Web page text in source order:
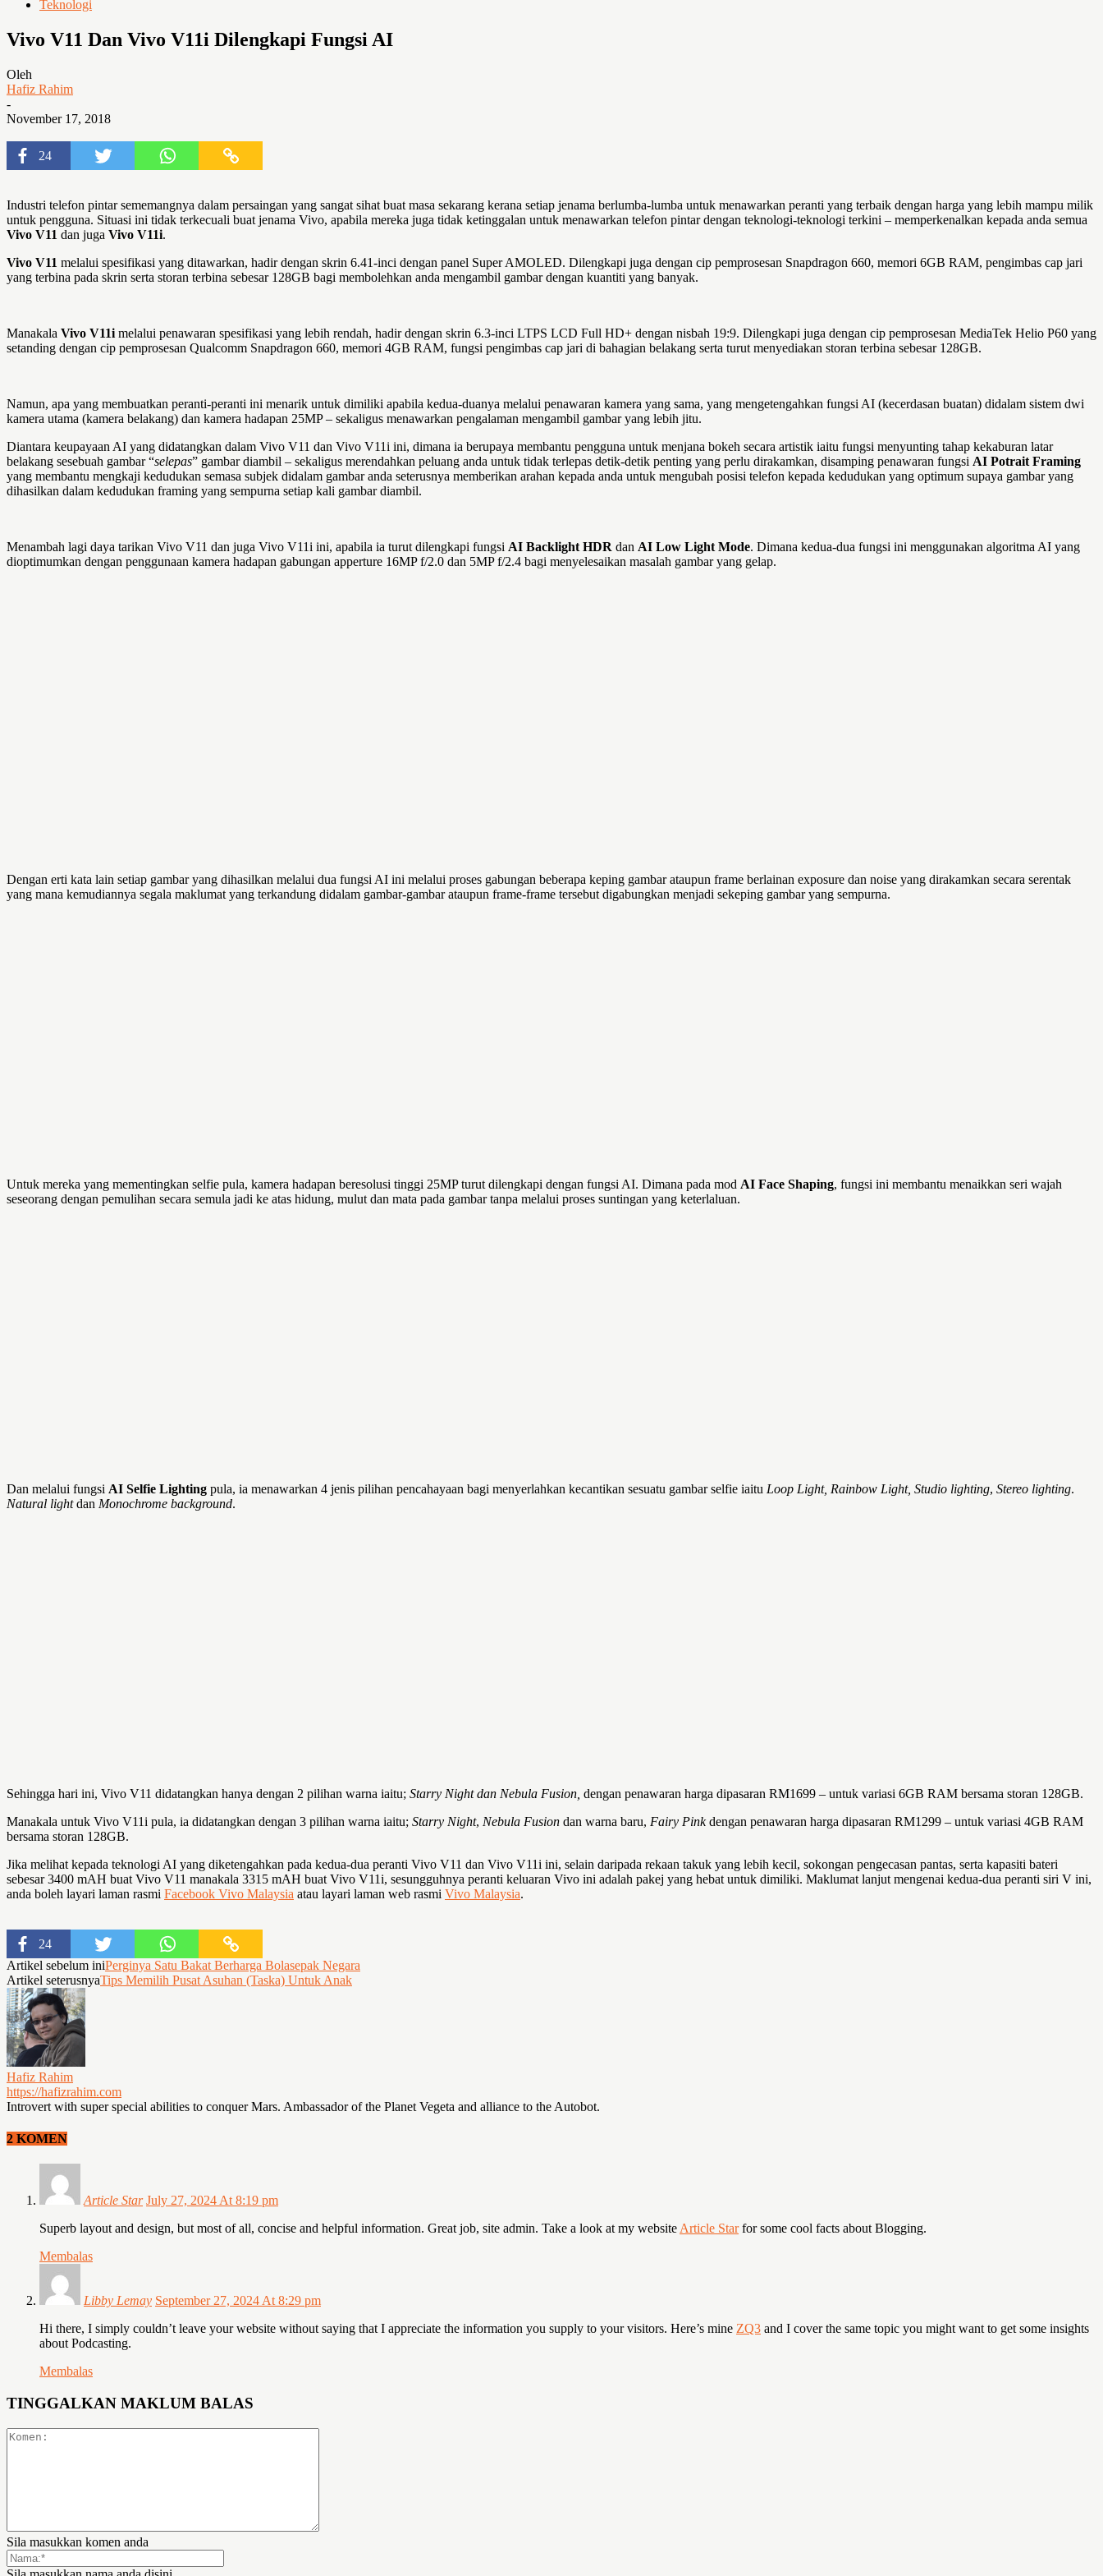
Teknologi
Vivo V11 Dan Vivo V11i Dilengkapi Fungsi AI
Oleh
Hafiz Rahim
-
November 17, 2018
24
Industri telefon pintar sememangnya dalam persaingan yang sangat sihat buat masa sekarang kerana setiap jenama berlumba-lumba untuk menawarkan peranti yang terbaik dengan harga yang lebih mampu milik
untuk pengguna. Situasi ini tidak terkecuali buat jenama Vivo, apabila mereka juga tidak ketinggalan untuk menawarkan telefon pintar dengan teknologi-teknologi terkini – memperkenalkan kepada anda semua
Vivo V11 dan juga Vivo V11i.
Vivo V11 melalui spesifikasi yang ditawarkan, hadir dengan skrin 6.41-inci dengan panel Super AMOLED. Dilengkapi juga dengan cip pemprosesan Snapdragon 660, memori 6GB RAM, pengimbas cap jari
yang terbina pada skrin serta storan terbina sebesar 128GB bagi membolehkan anda mengambil gambar dengan kuantiti yang banyak.
Manakala Vivo V11i melalui penawaran spesifikasi yang lebih rendah, hadir dengan skrin 6.3-inci LTPS LCD Full HD+ dengan nisbah 19:9. Dilengkapi juga dengan cip pemprosesan MediaTek Helio P60 yang
setanding dengan cip pemprosesan Qualcomm Snapdragon 660, memori 4GB RAM, fungsi pengimbas cap jari di bahagian belakang serta turut menyediakan storan terbina sebesar 128GB.
Namun, apa yang membuatkan peranti-peranti ini menarik untuk dimiliki apabila kedua-duanya melalui penawaran kamera yang sama, yang mengetengahkan fungsi AI (kecerdasan buatan) didalam sistem dwi
kamera utama (kamera belakang) dan kamera hadapan 25MP – sekaligus menawarkan pengalaman mengambil gambar yang lebih jitu.
Diantara keupayaan AI yang didatangkan dalam Vivo V11 dan Vivo V11i ini, dimana ia berupaya membantu pengguna untuk menjana bokeh secara artistik iaitu fungsi menyunting tahap kekaburan latar
belakang sesebuah gambar “selepas” gambar diambil – sekaligus merendahkan peluang anda untuk tidak terlepas detik-detik penting yang perlu dirakamkan, disamping penawaran fungsi AI Potrait Framing
yang membantu mengkaji kedudukan semasa subjek didalam gambar anda seterusnya memberikan arahan kepada anda untuk mengubah posisi telefon kepada kedudukan yang optimum supaya gambar yang
dihasilkan dalam kedudukan framing yang sempurna setiap kali gambar diambil.
Menambah lagi daya tarikan Vivo V11 dan juga Vivo V11i ini, apabila ia turut dilengkapi fungsi AI Backlight HDR dan AI Low Light Mode. Dimana kedua-dua fungsi ini menggunakan algoritma AI yang
dioptimumkan dengan penggunaan kamera hadapan gabungan apperture 16MP f/2.0 dan 5MP f/2.4 bagi menyelesaikan masalah gambar yang gelap.
Dengan erti kata lain setiap gambar yang dihasilkan melalui dua fungsi AI ini melalui proses gabungan beberapa keping gambar ataupun frame berlainan exposure dan noise yang dirakamkan secara serentak
yang mana kemudiannya segala maklumat yang terkandung didalam gambar-gambar ataupun frame-frame tersebut digabungkan menjadi sekeping gambar yang sempurna.
Untuk mereka yang mementingkan selfie pula, kamera hadapan beresolusi tinggi 25MP turut dilengkapi dengan fungsi AI. Dimana pada mod AI Face Shaping, fungsi ini membantu menaikkan seri wajah
seseorang dengan pemulihan secara semula jadi ke atas hidung, mulut dan mata pada gambar tanpa melalui proses suntingan yang keterlaluan.
Dan melalui fungsi AI Selfie Lighting pula, ia menawarkan 4 jenis pilihan pencahayaan bagi menyerlahkan kecantikan sesuatu gambar selfie iaitu Loop Light, Rainbow Light, Studio lighting, Stereo lighting.
Natural lightdan Monochrome background.
Sehingga hari ini, Vivo V11 didatangkan hanya dengan 2 pilihan warna iaitu; Starry Night dan Nebula Fusion, dengan penawaran harga dipasaran RM1699 – untuk variasi 6GB RAM bersama storan 128GB.
Manakala untuk Vivo V11i pula, ia didatangkan dengan 3 pilihan warna iaitu; Starry Night, Nebula Fusion dan warna baru, Fairy Pinkdengan penawaran harga dipasaran RM1299 – untuk variasi 4GB RAM
bersama storan 128GB.
Jika melihat kepada teknologi AI yang diketengahkan pada kedua-dua peranti Vivo V11 dan Vivo V11i ini, selain daripada rekaan takuk yang lebih kecil, sokongan pengecasan pantas, serta kapasiti bateri
sebesar 3400 mAH buat Vivo V11 manakala 3315 mAH buat Vivo V11i, sesungguhnya peranti keluaran Vivo ini adalah pakej yang hebat untuk dimiliki. Maklumat lanjut mengenai kedua-dua peranti siri V ini,
anda boleh layari laman rasmi Facebook Vivo Malaysia atau layari laman web rasmi Vivo Malaysia.
24
Artikel sebelum iniPerginya Satu Bakat Berharga Bolasepak Negara
Artikel seterusnyaTips Memilih Pusat Asuhan (Taska) Untuk Anak
Hafiz Rahim
https://hafizrahim.com
Introvert with super special abilities to conquer Mars. Ambassador of the Planet Vegeta and alliance to the Autobot.
2 KOMEN
Article Star July 27, 2024 At 8:19 pm
Superb layout and design, but most of all, concise and helpful information. Great job, site admin. Take a look at my website Article Starfor some cool facts about Blogging.
Membalas
Libby Lemay September 27, 2024 At 8:29 pm
Hi there, I simply couldn’t leave your website without saying that I appreciate the information you supply to your visitors. Here’s mine ZQ3 and I cover the same topic you might want to get some insights
about Podcasting.
Membalas
TINGGALKAN MAKLUM BALAS
Sila masukkan komen anda